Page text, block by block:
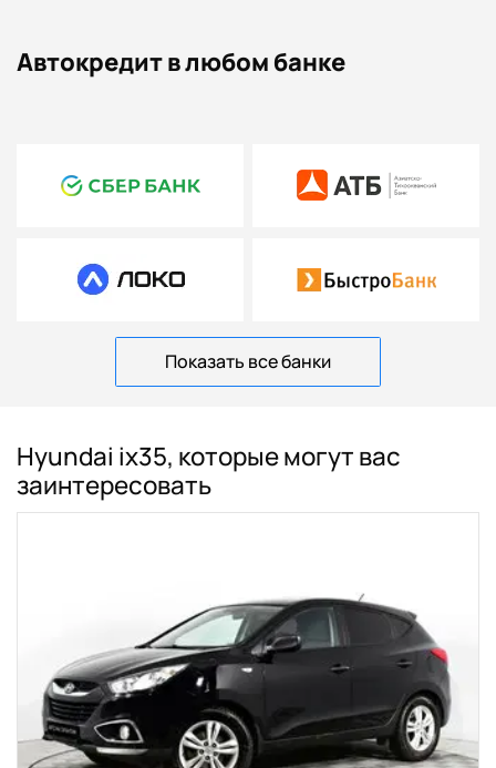
Автокредит в любом банке
Показать все банки
Hyundai ix35, которые могут вас
заинтересовать